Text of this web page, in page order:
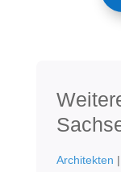
Architekten |